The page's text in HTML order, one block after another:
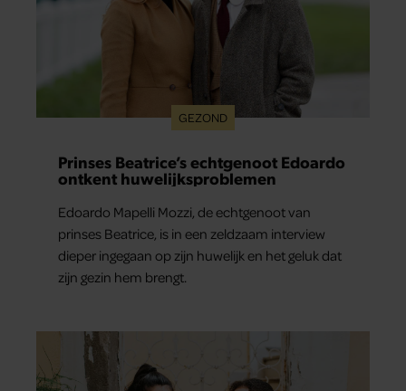
GEZOND
Prinses Beatrice’s echtgenoot Edoardo
ontkent huwelijksproblemen
Edoardo Mapelli Mozzi, de echtgenoot van
prinses Beatrice, is in een zeldzaam interview
dieper ingegaan op zijn huwelijk en het geluk dat
zijn gezin hem brengt.